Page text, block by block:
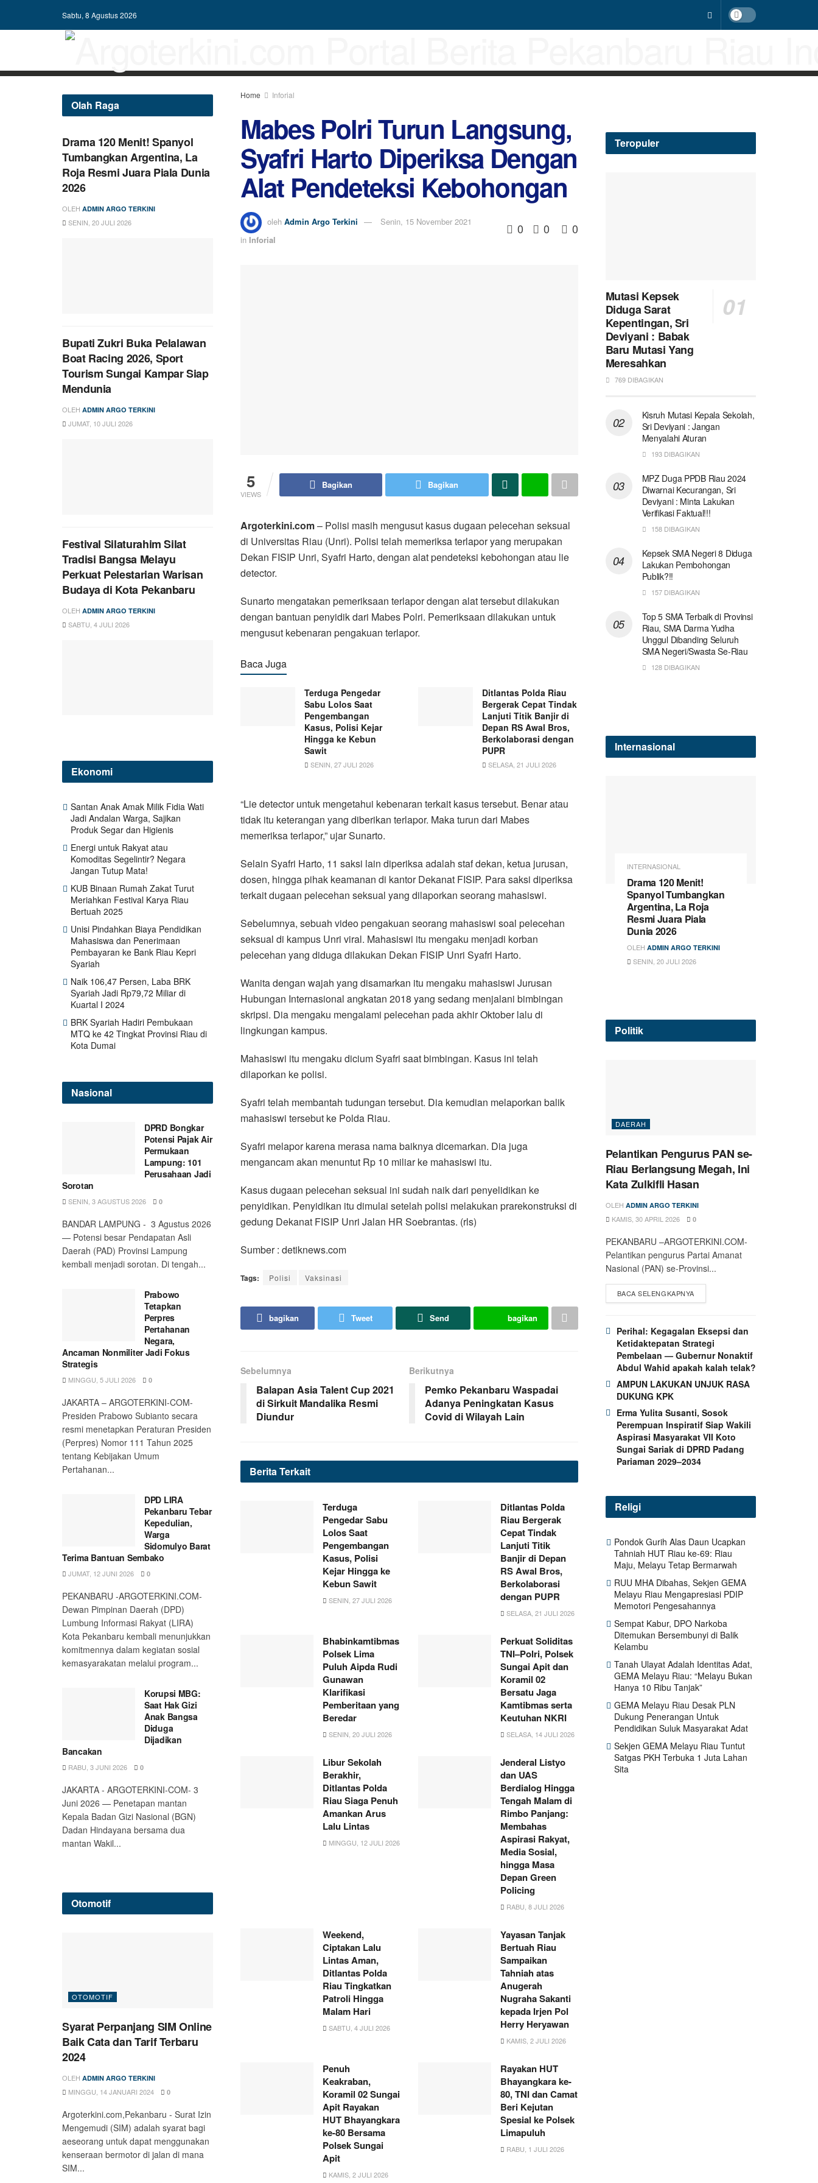
Sabtu, 8 Agustus 2026
Home Inforial
Mabes Polri Turun Langsung,
Syafri Harto Diperiksa Dengan
Alat Pendeteksi Kebohongan
oleh Admin Argo Terkini
Senin, 15 November 2021
in Inforial
0 0 0
5
VIEWS
Bagikan Bagikan
Argoterkini.com– Polisi masih mengusut kasus dugaan pelecehan seksual
di Universitas Riau (Unri). Polisi telah memeriksa terlapor yang merupakan
Dekan FISIP Unri, Syafri Harto, dengan alat pendeteksi kebohongan atau lie
detector.
Sunarto mengatakan pemeriksaan terlapor dengan alat tersebut dilakukan
dengan bantuan penyidik dari Mabes Polri. Pemeriksaan dilakukan untuk
mengusut kebenaran pengakuan terlapor.
Baca Juga
Terduga Pengedar
Sabu Lolos Saat
Pengembangan
Kasus, Polisi Kejar
Hingga ke Kebun
Sawit
SENIN, 27 JULI 2026
Ditlantas Polda Riau
Bergerak Cepat Tindak
Lanjuti Titik Banjir di
Depan RS Awal Bros,
Berkolaborasi dengan
PUPR
SELASA, 21 JULI 2026
“Lie detector untuk mengetahui kebenaran terkait kasus tersebut. Benar atau
tidak itu keterangan yang diberikan terlapor. Maka turun dari Mabes
memeriksa terlapor,” ujar Sunarto.
Selain Syafri Harto, 11 saksi lain diperiksa adalah staf dekan, ketua jurusan,
dosen, hingga pihak keamanan di kantor Dekanat FISIP. Para saksi diperiksa
terkait dugaan pelecehan seksual yang dilaporkan seorang mahasiswi.
Sebelumnya, sebuah video pengakuan seorang mahasiswi soal pelecehan
seksual di kampus Unri viral. Mahasiswi itu mengaku menjadi korban
pelecehan yang diduga dilakukan Dekan FISIP Unri Syafri Harto.
Wanita dengan wajah yang disamarkan itu mengaku mahasiswi Jurusan
Hubungan Internasional angkatan 2018 yang sedang menjalani bimbingan
skripsi. Dia mengaku mengalami pelecehan pada akhir Oktober lalu di
lingkungan kampus.
Mahasiswi itu mengaku dicium Syafri saat bimbingan. Kasus ini telah
dilaporkan ke polisi.
Syafri telah membantah tudungan tersebut. Dia kemudian melaporkan balik
mahasiswi tersebut ke Polda Riau.
Syafri melapor karena merasa nama baiknya dicemarkan. Dia juga
mengancam akan menuntut Rp 10 miliar ke mahasiswi itu.
Kasus dugaan pelecehan seksual ini sudah naik dari penyelidikan ke
penyidikan. Penyidikan itu dimulai setelah polisi melakukan prarekonstruksi di
gedung Dekanat FISIP Unri Jalan HR Soebrantas. (rls)
Sumber : detiknews.com
Tags: Polisi Vaksinasi
bagikan Tweet Send bagikan
Sebelumnya
Balapan Asia Talent Cup 2021
di Sirkuit Mandalika Resmi
Diundur
Berikutnya
Pemko Pekanbaru Waspadai
Adanya Peningkatan Kasus
Covid di Wilayah Lain
BeritaTerkait
Terduga
Pengedar Sabu
Lolos Saat
Pengembangan
Kasus, Polisi
Kejar Hingga ke
Kebun Sawit
SENIN, 27 JULI 2026
Ditlantas Polda
Riau Bergerak
Cepat Tindak
Lanjuti Titik
Banjir di Depan
RS Awal Bros,
Berkolaborasi
dengan PUPR
SELASA, 21 JULI 2026
Bhabinkamtibmas
Polsek Lima
Puluh Aipda Rudi
Gunawan
Klarifikasi
Pemberitaan yang
Beredar
SENIN, 20 JULI 2026
Perkuat Soliditas
TNI–Polri, Polsek
Sungai Apit dan
Koramil 02
Bersatu Jaga
Kamtibmas serta
Keutuhan NKRI
SELASA, 14 JULI 2026
Libur Sekolah
Berakhir,
Ditlantas Polda
Riau Siaga Penuh
Amankan Arus
Lalu Lintas
MINGGU, 12 JULI 2026
Jenderal Listyo
dan UAS
Berdialog Hingga
Tengah Malam di
Rimbo Panjang:
Membahas
Aspirasi Rakyat,
Media Sosial,
hingga Masa
Depan Green
Policing
RABU, 8 JULI 2026
Weekend,
Ciptakan Lalu
Lintas Aman,
Ditlantas Polda
Riau Tingkatkan
Patroli Hingga
Malam Hari
SABTU, 4 JULI 2026
Yayasan Tanjak
Bertuah Riau
Sampaikan
Tahniah atas
Anugerah
Nugraha Sakanti
kepada Irjen Pol
Herry Heryawan
KAMIS, 2 JULI 2026
Penuh
Keakraban,
Koramil 02 Sungai
Apit Rayakan
HUT Bhayangkara
ke-80 Bersama
Polsek Sungai
Apit
KAMIS, 2 JULI 2026
Rayakan HUT
Bhayangkara ke-
80, TNI dan Camat
Beri Kejutan
Spesial ke Polsek
Limapuluh
RABU, 1 JULI 2026
Olah Raga
Drama 120 Menit! Spanyol
Tumbangkan Argentina, La
Roja Resmi Juara Piala Dunia
2026
OLEH ADMIN ARGO TERKINI
SENIN, 20 JULI 2026
Bupati Zukri Buka Pelalawan
Boat Racing 2026, Sport
Tourism Sungai Kampar Siap
Mendunia
OLEH ADMIN ARGO TERKINI
JUMAT, 10 JULI 2026
Festival Silaturahim Silat
Tradisi Bangsa Melayu
Perkuat Pelestarian Warisan
Budaya di Kota Pekanbaru
OLEH ADMIN ARGO TERKINI
SABTU, 4 JULI 2026
Ekonomi
Santan Anak Amak Milik Fidia Wati
Jadi Andalan Warga, Sajikan
Produk Segar dan Higienis
Energi untuk Rakyat atau
Komoditas Segelintir? Negara
Jangan Tutup Mata!
KUB Binaan Rumah Zakat Turut
Meriahkan Festival Karya Riau
Bertuah 2025
Unisi Pindahkan Biaya Pendidikan
Mahasiswa dan Penerimaan
Pembayaran ke Bank Riau Kepri
Syariah
Naik 106,47 Persen, Laba BRK
Syariah Jadi Rp79,72 Miliar di
Kuartal I 2024
BRK Syariah Hadiri Pembukaan
MTQ ke 42 Tingkat Provinsi Riau di
Kota Dumai
Nasional
DPRD Bongkar
Potensi Pajak Air
Permukaan
Lampung: 101
Perusahaan Jadi
Sorotan
SENIN, 3 AGUSTUS 2026 0
BANDAR LAMPUNG - 3 Agustus 2026
— Potensi besar Pendapatan Asli
Daerah (PAD) Provinsi Lampung
kembali menjadi sorotan. Di tengah...
Prabowo
Tetapkan
Perpres
Pertahanan
Negara,
Ancaman Nonmiliter Jadi Fokus
Strategis
MINGGU, 5 JULI 2026 0
JAKARTA – ARGOTERKINI-COM-
Presiden Prabowo Subianto secara
resmi menetapkan Peraturan Presiden
(Perpres) Nomor 111 Tahun 2025
tentang Kebijakan Umum
Pertahanan...
DPD LIRA
Pekanbaru Tebar
Kepedulian,
Warga
Sidomulyo Barat
Terima Bantuan Sembako
JUMAT, 12 JUNI 2026 0
PEKANBARU -ARGOTERKINI.COM-
Dewan Pimpinan Daerah (DPD)
Lumbung Informasi Rakyat (LIRA)
Kota Pekanbaru kembali menunjukkan
komitmennya dalam kegiatan sosial
kemasyarakatan melalui program...
Korupsi MBG:
Saat Hak Gizi
Anak Bangsa
Diduga
Dijadikan
Bancakan
RABU, 3 JUNI 2026 0
JAKARTA - ARGOTERKINI-COM- 3
Juni 2026 — Penetapan mantan
Kepala Badan Gizi Nasional (BGN)
Dadan Hindayana bersama dua
mantan Wakil...
Otomotif
OTOMOTIF
Syarat Perpanjang SIM Online
Baik Cata dan Tarif Terbaru
2024
OLEH ADMIN ARGO TERKINI
MINGGU, 14 JANUARI 2024 0
Argoterkini.com,Pekanbaru - Surat Izin
Mengemudi (SIM) adalah syarat bagi
aeseorang untuk dapat menggunakan
kenseraan bermotor di jalan di mana
SIM...
Teropuler
Mutasi Kepsek
Diduga Sarat
Kepentingan, Sri
Deviyani : Babak
Baru Mutasi Yang
Meresahkan
769 DIBAGIKAN
Kisruh Mutasi Kepala Sekolah,
Sri Deviyani : Jangan
Menyalahi Aturan
193 DIBAGIKAN
MPZ Duga PPDB Riau 2024
Diwarnai Kecurangan, Sri
Deviyani : Minta Lakukan
Verifikasi Faktual!!!
158 DIBAGIKAN
Kepsek SMA Negeri 8 Diduga
Lakukan Pembohongan
Publik?!!
157 DIBAGIKAN
Top 5 SMA Terbaik di Provinsi
Riau, SMA Darma Yudha
Unggul Dibanding Seluruh
SMA Negeri/Swasta Se-Riau
128 DIBAGIKAN
Internasional
INTERNASIONAL
Drama 120 Menit!
Spanyol Tumbangkan
Argentina, La Roja
Resmi Juara Piala
Dunia 2026
OLEH ADMIN ARGO TERKINI
SENIN, 20 JULI 2026
Politik
DAERAH
Pelantikan Pengurus PAN se-
Riau Berlangsung Megah, Ini
Kata Zulkifli Hasan
OLEH ADMIN ARGO TERKINI
KAMIS, 30 APRIL 2026 0
PEKANBARU –ARGOTERKINI.COM-
Pelantikan pengurus Partai Amanat
Nasional (PAN) se-Provinsi...
BACA SELENGKAPNYA
Perihal: Kegagalan Eksepsi dan
Ketidaktepatan Strategi
Pembelaan — Gubernur Nonaktif
Abdul Wahid apakah kalah telak?
AMPUN LAKUKAN UNJUK RASA
DUKUNG KPK
Erma Yulita Susanti, Sosok
Perempuan Inspiratif Siap Wakili
Aspirasi Masyarakat VII Koto
Sungai Sariak di DPRD Padang
Pariaman 2029–2034
Religi
Pondok Gurih Alas Daun Ucapkan
Tahniah HUT Riau ke-69: Riau
Maju, Melayu Tetap Bermarwah
RUU MHA Dibahas, Sekjen GEMA
Melayu Riau Mengapresiasi PDIP
Memotori Pengesahannya
Sempat Kabur, DPO Narkoba
Ditemukan Bersembunyi di Balik
Kelambu
Tanah Ulayat Adalah Identitas Adat,
GEMA Melayu Riau: “Melayu Bukan
Hanya 10 Ribu Tanjak”
GEMA Melayu Riau Desak PLN
Dukung Penerangan Untuk
Pendidikan Suluk Masyarakat Adat
Sekjen GEMA Melayu Riau Tuntut
Satgas PKH Terbuka 1 Juta Lahan
Sita